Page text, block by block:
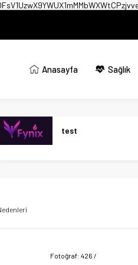
Anasayfa Sağlık
test
Fotoğraf: 426 /